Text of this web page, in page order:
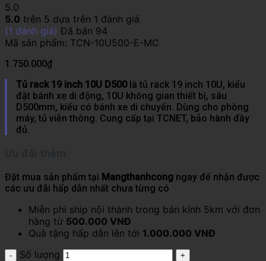
5.0
5.0 trên 5 dựa trên 1 đánh giá
(1 đánh giá) Đã bán 94
Mã sản phẩm: TCN-10U500-E-MC
1.750.000₫
Tủ rack 19 inch 10U D500là tủ rack 19 inch 10U, kiểu
đặt bánh xe di động, 10U không gian thiết bị, sâu
D500mm, kiểu có bánh xe di chuyển. Dùng cho phòng
máy, tủ viễn thông. Cung cấp tại TCNET, bảo hành đầy
đủ.
Đặt mua sản phẩm tại Mangthanhcong ngay để nhận được
các ưu đãi hấp dẫn nhất chưa từng có
Miễn phí ship nội thành trong bán kính 5km với đơn
hàng từ 500.000 VNĐ
Quà tặng hấp dẫn lên tới 1.000.000 VNĐ
Số lượng